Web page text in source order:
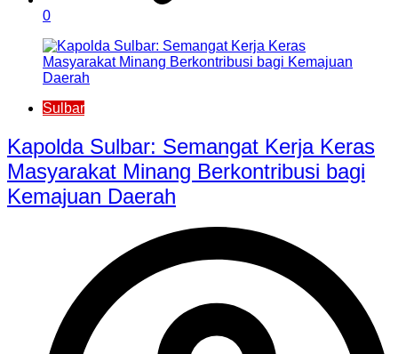
0
Sulbar
Kapolda Sulbar: Semangat Kerja Keras
Masyarakat Minang Berkontribusi bagi
Kemajuan Daerah